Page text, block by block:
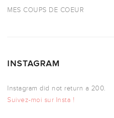
MES COUPS DE COEUR
INSTAGRAM
Instagram did not return a 200.
Suivez-moi sur Insta !